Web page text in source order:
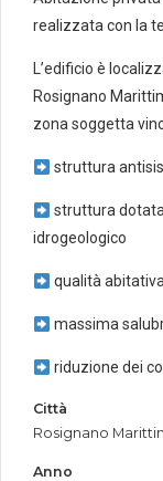
realizzata con la
L’edificio è
Rosignano
zona soggetta
struttura
struttura
idrogeologico
qualità
massima
riduzione dei
Città
Rosignano
Anno